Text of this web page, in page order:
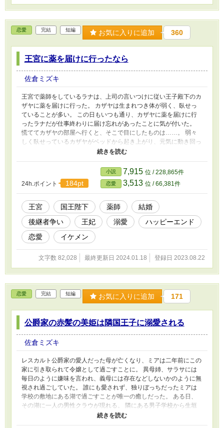
恋愛 完結 短編 お気に入りに追加 360
王宮に薬を届けに行ったなら
佐倉ミズキ
王宮で薬師をしているラナは、上司の言いつけに従い王子殿下のカ
ザヤに薬を届けに行った。 カザヤは生まれつき体が弱く、臥せっ
ていることが多い。 この日もいつも通り、カザヤに薬を届けに行
ったラナだが仕事終わりに届け忘れがあったことに気が付いた。
慌ててカザヤの部屋へ行くと、そこで目にしたものは……。 弱々
しく臥せっているカザヤがベッドから起き上がり、元気に動き回っ
ていたのだ。 「俺の秘密を知ったのだから部屋から出すわけには
日、国王が崩御する。だからお前を部屋から出すわけにはいかな
い」 ※ベリーズカフェにも掲載中です。そちらではラナの設定が
変わっています。（貴族→庶民）それにより、内容も少し変更して
おりますのであわせてお楽しみください。
24h.ポイント 184pt
小説 7,915 位 / 228,865件
恋愛 3,513 位 / 66,381件
王宮 国王陛下 薬師
結婚
後継者争い
王妃 溺愛
ハッピーエンド
恋愛
イケメン
文字数 82,028 最終更新日 2024.01.18 登録日 2023.08.22
恋愛 完結 短編 お気に入りに追加 171
公爵家の赤髪の美姫は隣国王子に溺愛される
佐倉ミズキ
レスカルト公爵家の愛人だった母が亡くなり、ミアは二年前にこの
家に引き取られて令嬢として過ごすことに。 異母姉、サラサには
毎日のように嫌味を言われ、義母には存在などしないかのように無
視され過ごしていた。 誰にも愛されず、独りぼっちだったミアは
学校の敷地にある湖で過ごすことが唯一の癒しだった。 ある日、
その湖に一人の男性クラウが現れる。 隣にある男子学校から生垣
を抜けてきたというクラウは隣国からの留学生だった。 初めは警